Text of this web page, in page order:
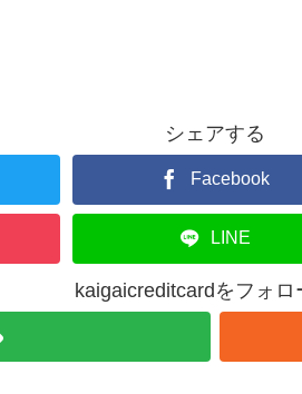
シェアする
Facebook
LINE
kaigaicreditcardをフォロ